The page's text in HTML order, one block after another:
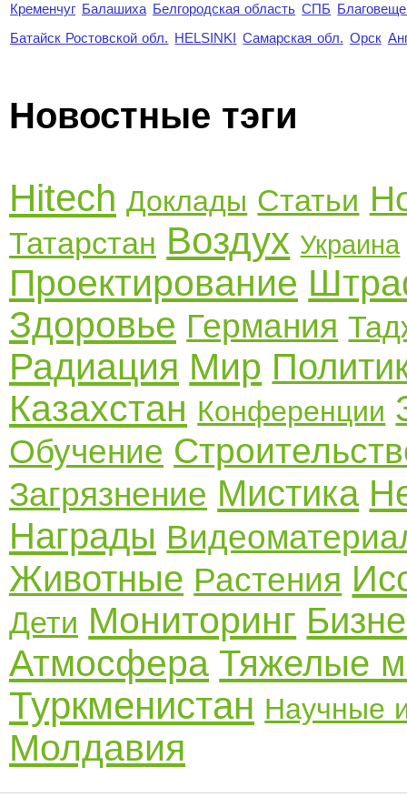
Кременчуг Балашиха Белгородская область СПБ
Батайск Ростовской обл. HELSINKI Самарская обл. Орск
Новостные тэги
Hitech Доклады Статьи
Татарстан Воздух Украина
Проектирование
Здоровье Германия
Радиация Мир
Казахстан Конференции
Обучение
Загрязнение Мистика
Награды
Животные Растения
Дети Мониторинг
Атмосфера Тяжелые
Туркменистан Научные
Молдавия